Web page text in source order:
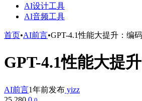
AI设计工具
AI音频工具
首页•AI前言•GPT-4.1性能大提升：编
GPT-4.1性能大提
AI前言1年前发布 yizz